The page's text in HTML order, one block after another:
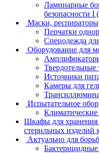
Ламинарные
безопасности I
Маски,
Перчатки
Спецодежда
Оборудование для
Твердотельные
Источники
Камеры для
Испытательное
Шкафы для хранения
стерильных изделий
Актуально для
Бактерицидные